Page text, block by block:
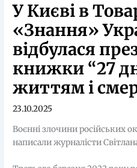
У Києві в
«Знання»
відбулася
книжки “27
життям і
23.10.2025
Воєнні злочини російських
написали журналісти